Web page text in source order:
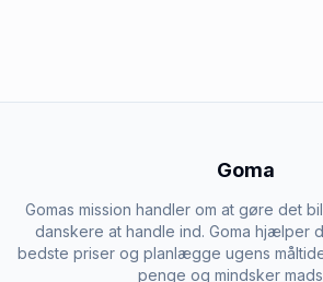
Goma
Gomas mission handler om at gøre det
danskere at handle ind. Goma hjælper
bedste priser og planlægge ugens
penge og mindsker